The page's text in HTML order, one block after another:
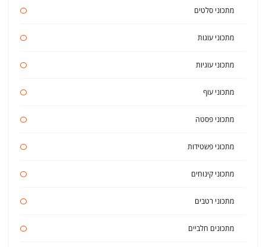
מתכוני סלטים
מתכוני עוגות
מתכוני עוגיות
מתכוני עוף
מתכוני פסטה
מתכוני פשטידות
מתכוני קינוחים
מתכוני רטבים
מתכונים חלביים